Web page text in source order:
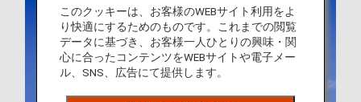
このクッキーは、お客様のWEBサイト利用をよ
り快適にするためのものです。これまでの閲覧
データに基づき、お客様一人ひとりの興味・関
心に合ったコンテンツをWEBサイトや電子メー
ル、SNS、広告にて提供します。